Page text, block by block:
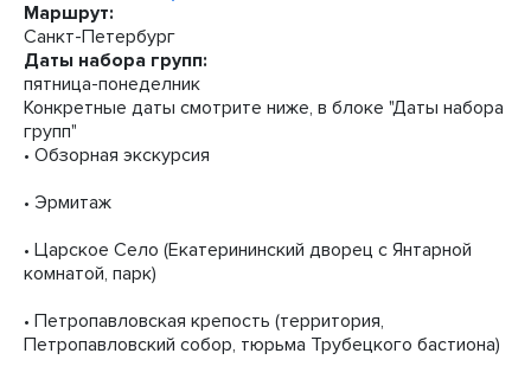
Маршрут:
Санкт-Петербург
Даты набора групп:
пятница-понеделник
Конкретные даты смотрите ниже, в блоке "Даты набора
групп"
• Обзорная экскурсия
• Эрмитаж
• Царское Село (Екатерининский дворец с Янтарной
комнатой, парк)
• Петропавловская крепость (территория,
Петропавловский собор, тюрьма Трубецкого бастиона)